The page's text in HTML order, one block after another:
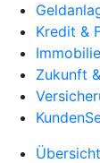
Kredit &
Zukunft
Übersicht